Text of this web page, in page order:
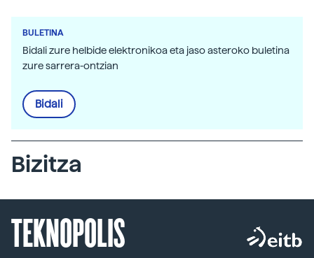
BULETINA
Bidali zure helbide elektronikoa eta jaso asteroko buletina
zure sarrera-ontzian
Bidali
Bizitza
TEKNOPOLIS